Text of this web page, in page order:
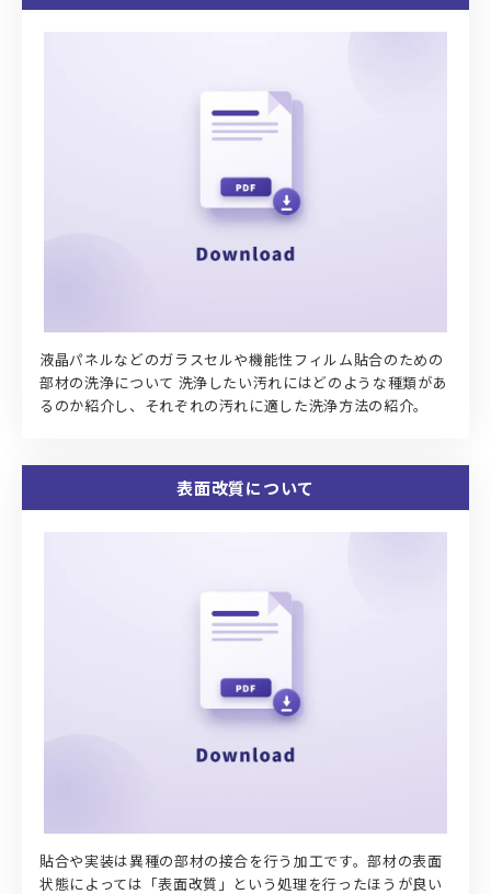
液晶パネルなどのガラスセルや機能性フィルム貼合のための
部材の洗浄について 洗浄したい汚れにはどのような種類があ
るのか紹介し、それぞれの汚れに適した洗浄方法の紹介。
表面改質について
貼合や実装は異種の部材の接合を行う加工です。部材の表面
状態によっては「表面改質」という処理を行ったほうが良い